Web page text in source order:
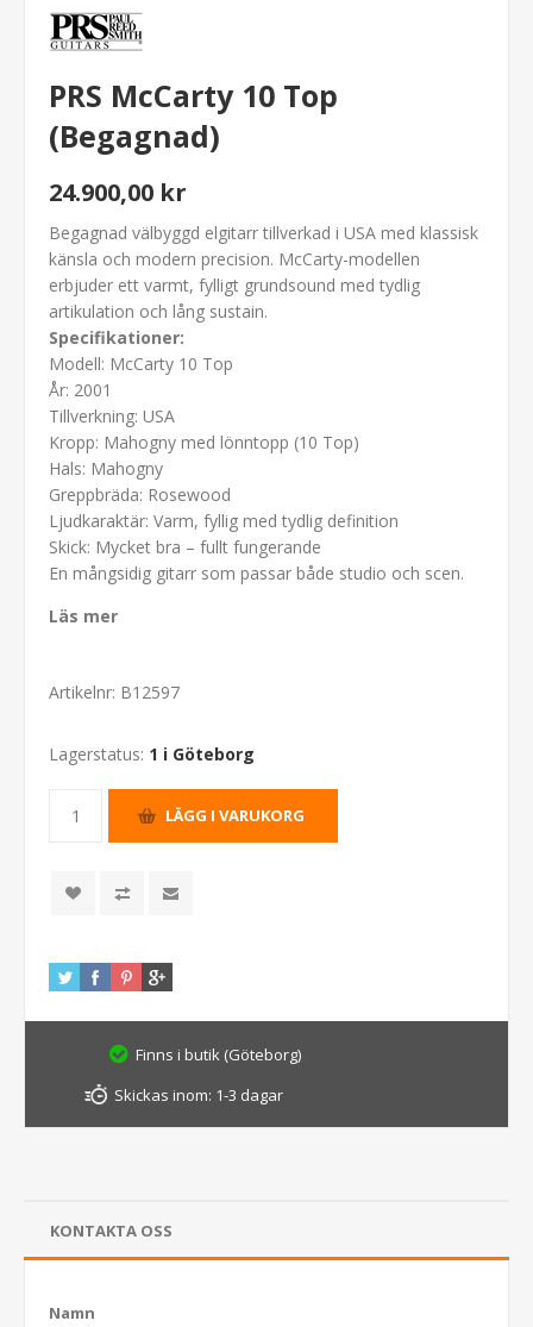
PRS McCarty 10 Top
(Begagnad)
24.900,00 kr
Begagnad välbyggd elgitarr tillverkad i USA med klassisk
känsla och modern precision. McCarty-modellen
erbjuder ett varmt, fylligt grundsound med tydlig
artikulation och lång sustain.
Specifikationer:
Modell: McCarty 10 Top
År: 2001
Tillverkning: USA
Kropp: Mahogny med lönntopp (10 Top)
Hals: Mahogny
Greppbräda: Rosewood
Ljudkaraktär: Varm, fyllig med tydlig definition
Skick: Mycket bra – fullt fungerande
En mångsidig gitarr som passar både studio och scen.
Läs mer
Artikelnr: B12597
Lagerstatus: 1 i Göteborg
Finns i butik (Göteborg)
Skickas inom: 1-3 dagar
KONTAKTA OSS
Namn